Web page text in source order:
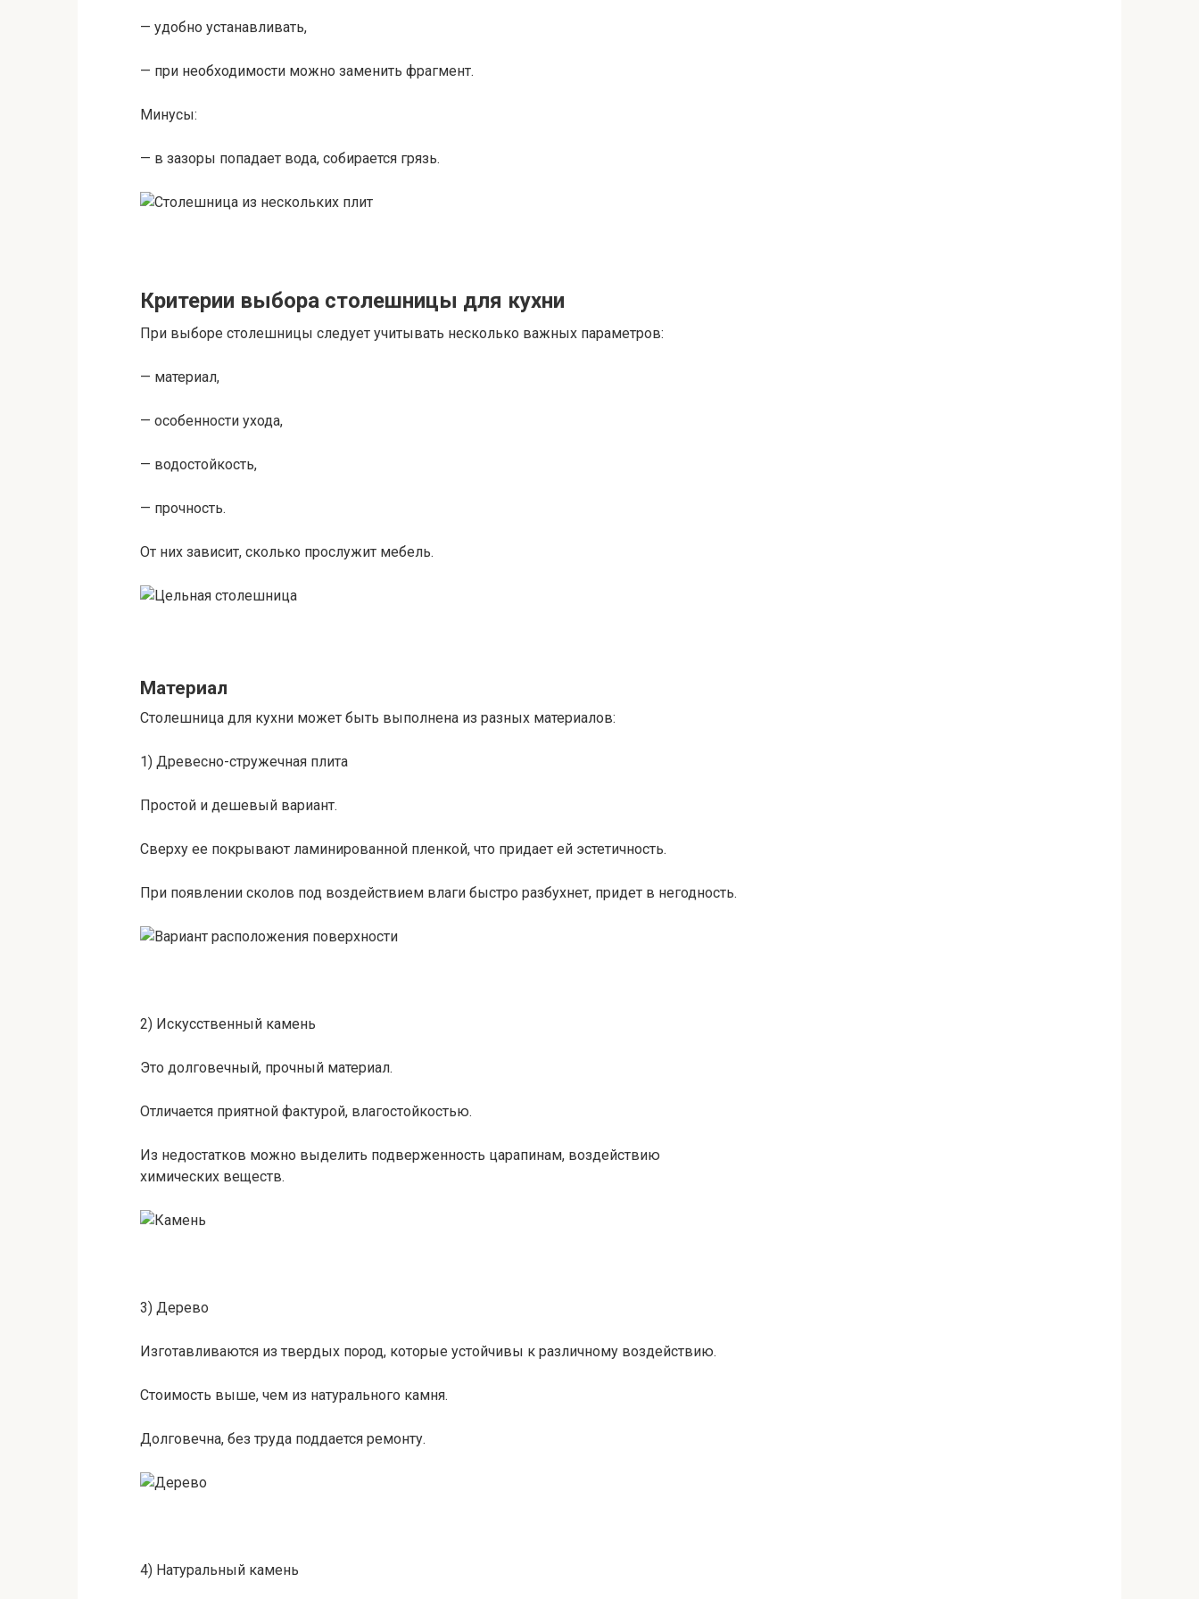
— удобно устанавливать,
— при необходимости можно заменить фрагмент.
Минусы:
— в зазоры попадает вода, собирается грязь.
Критерии выбора столешницы для кухни
При выборе столешницы следует учитывать несколько важных параметров:
— материал,
— особенности ухода,
— водостойкость,
— прочность.
От них зависит, сколько прослужит мебель.
Материал
Столешница для кухни может быть выполнена из разных материалов:
1) Древесно-стружечная плита
Простой и дешевый вариант.
Сверху ее покрывают ламинированной пленкой, что придает ей эстетичность.
При появлении сколов под воздействием влаги быстро разбухнет, придет в негодность.
2) Искусственный камень
Это долговечный, прочный материал.
Отличается приятной фактурой, влагостойкостью.
Из недостатков можно выделить подверженность царапинам, воздействию
химических веществ.
3) Дерево
Изготавливаются из твердых пород, которые устойчивы к различному воздействию.
Стоимость выше, чем из натурального камня.
Долговечна, без труда поддается ремонту.
4) Натуральный камень